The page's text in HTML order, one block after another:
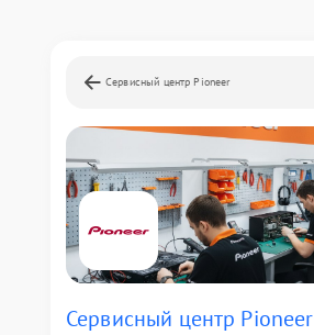
Сервисный центр Pioneer
Сервисный центр Pioneer